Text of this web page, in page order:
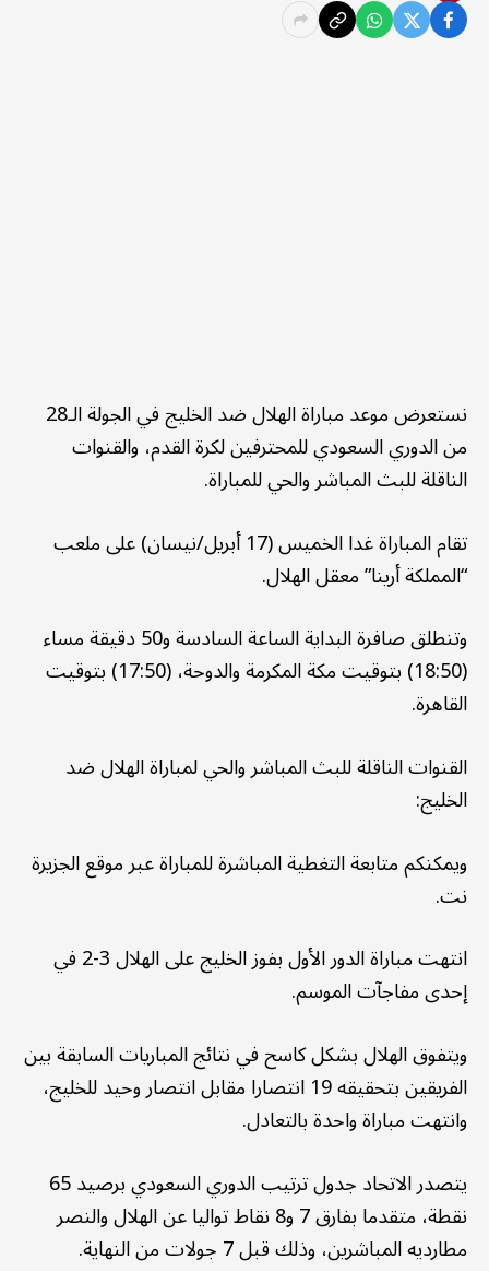
نستعرض موعد مباراة الهلال ضد الخليج في الجولة الـ28
من الدوري السعودي للمحترفين لكرة القدم، والقنوات
الناقلة للبث المباشر والحي للمباراة.
تقام المباراة غدا الخميس (17 أبريل/نيسان) على ملعب
“المملكة أرينا” معقل الهلال.
وتنطلق صافرة البداية الساعة السادسة و50 دقيقة مساء
(18:50) بتوقيت مكة المكرمة والدوحة، (17:50) بتوقيت
القاهرة.
القنوات الناقلة للبث المباشر والحي لمباراة الهلال ضد
الخليج:
ويمكنكم متابعة التغطية المباشرة للمباراة عبر موقع الجزيرة
نت.
انتهت مباراة الدور الأول بفوز الخليج على الهلال 3-2 في
إحدى مفاجآت الموسم.
ويتفوق الهلال بشكل كاسح في نتائج المباريات السابقة بين
الفريقين بتحقيقه 19 انتصارا مقابل انتصار وحيد للخليج،
وانتهت مباراة واحدة بالتعادل.
يتصدر الاتحاد جدول ترتيب الدوري السعودي برصيد 65
نقطة، متقدما بفارق 7 و8 نقاط تواليا عن الهلال والنصر
مطارديه المباشرين، وذلك قبل 7 جولات من النهاية.